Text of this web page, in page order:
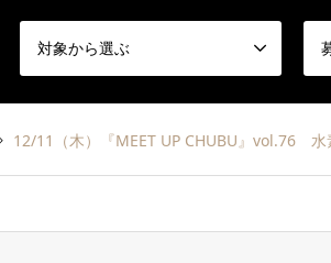
対象から選ぶ
12/11（木）『MEET UP CHUBU』vol.76